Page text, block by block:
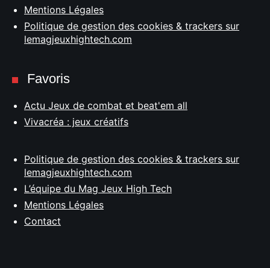
Mentions Légales
Politique de gestion des cookies & trackers sur
lemagjeuxhightech.com
Favoris
Actu Jeux de combat et beat'em all
Vivacréa : jeux créatifs
Politique de gestion des cookies & trackers sur
lemagjeuxhightech.com
L’équipe du Mag Jeux High Tech
Mentions Légales
Contact